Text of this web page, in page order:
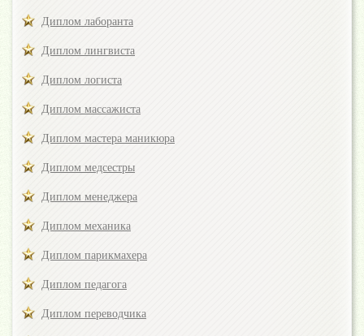
Диплом лаборанта
Диплом лингвиста
Диплом логиста
Диплом массажиста
Диплом мастера маникюра
Диплом медсестры
Диплом менеджера
Диплом механика
Диплом парикмахера
Диплом педагога
Диплом переводчика